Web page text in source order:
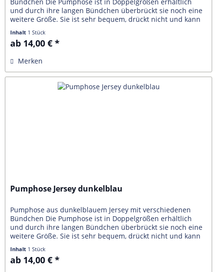
und durch ihre langen Bündchen überbrückt sie noch eine
weitere Größe. Sie ist sehr bequem, drückt nicht und kann
Inhalt 1 Stück
ab 14,00 € *
Merken
Pumphose Jersey dunkelblau
Pumphose aus dunkelblauem Jersey mit verschiedenen
Bündchen Die Pumphose ist in Doppelgrößen erhältlich
und durch ihre langen Bündchen überbrückt sie noch eine
weitere Größe. Sie ist sehr bequem, drückt nicht und kann
Inhalt 1 Stück
ab 14,00 € *